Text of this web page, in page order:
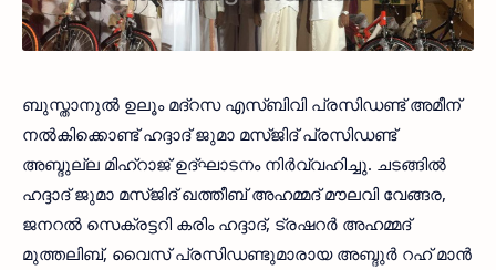
ബുസ്താനുല്‍ ഉലൂം മദ്‌റസ എസ്ബിവി പ്രസിഡണ്ട് അമീന്
നല്‍കിക്കൊണ്ട് ഹദ്ദാദ് ജുമാ മസ്ജിദ് പ്രസിഡണ്ട്
അബ്ദുല്ല മിഹ്‌റാജ് ഉദ്ഘാടനം നിര്‍വ്വഹിച്ചു. ചടങ്ങില്‍
ഹദ്ദാദ് ജുമാ മസ്ജിദ് ഖത്തീബ് അഹമ്മദ് മൗലവി വേങ്ങര,
ജനറല്‍ സെക്രട്ടറി കരിം ഹദ്ദാദ്, ട്രഷറര്‍ അഹമ്മദ്
മുത്തലിബ്, വൈസ് പ്രസിഡണ്ടുമാരായ അബ്ദുര്‍ റഹ് മാന്‍